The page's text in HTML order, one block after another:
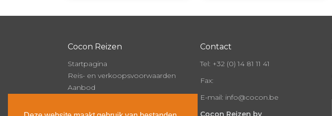
Cocon Reizen
Startpagina
Reis- en verkoopsvoorwaarden
Aanbod
Over Cocon
Contact
Tel: +32 (0) 14 81 11 41
Fax:
E-mail: info@cocon.be
Cocon Reizen bv